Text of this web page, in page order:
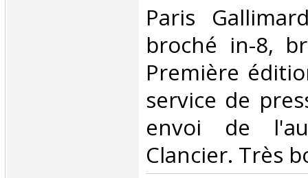
‎Paris
broché in-8,
Première
service de
envoi de
Clancier. Très